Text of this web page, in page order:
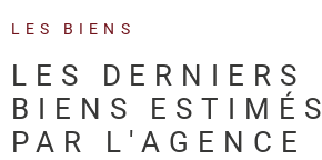
LES BIENS
LES DERNIERS
BIENS ESTIMÉS
PAR L'AGENCE